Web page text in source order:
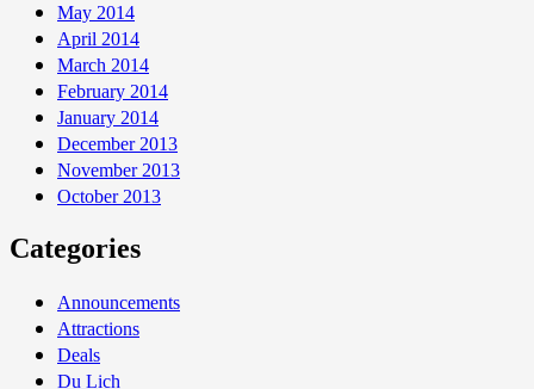
May 2014
April 2014
March 2014
February 2014
January 2014
December 2013
November 2013
October 2013
Categories
Announcements
Attractions
Deals
Du Lịch